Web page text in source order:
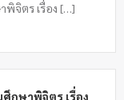
พิจิตร เรื่อง […]
กษาพิจิตร เรื่อง